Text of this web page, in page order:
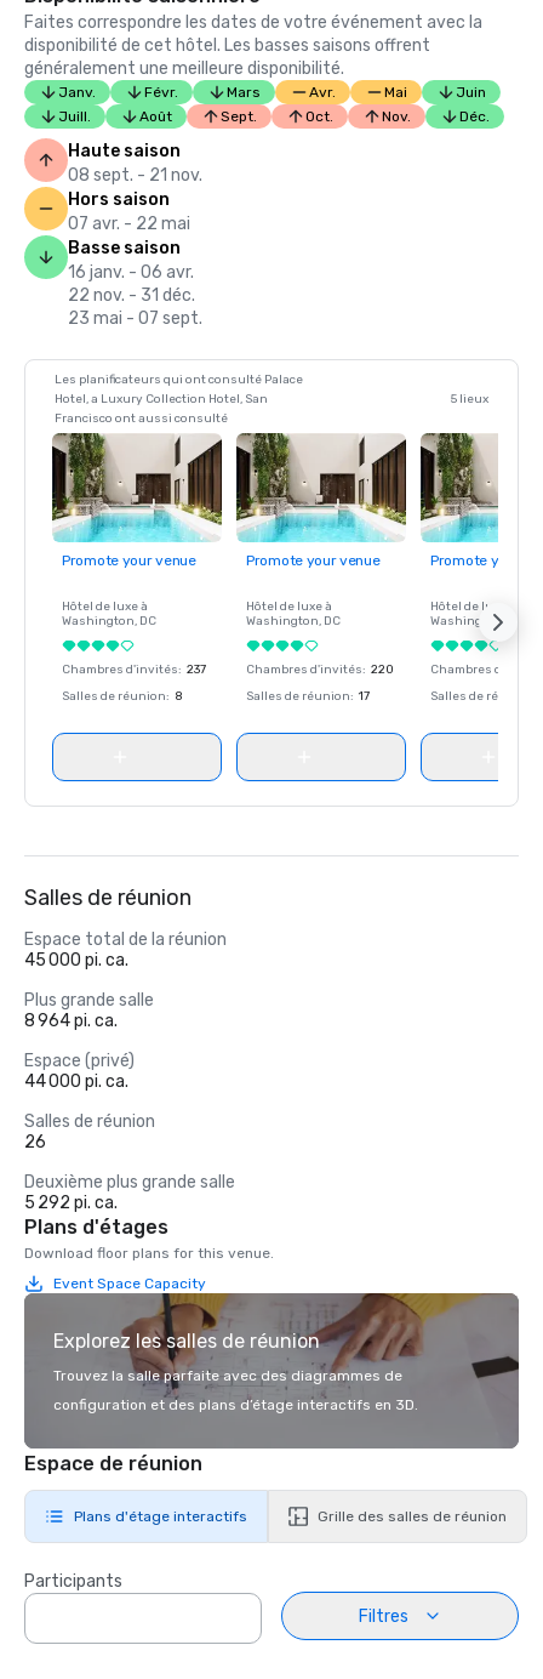
Faites correspondre les dates de votre événement avec la
disponibilité de cet hôtel. Les basses saisons offrent
généralement une meilleure disponibilité.
Janv. Févr. Mars Avr. Mai
Juin
Juill.
Août Sept. Oct. Nov. Déc.
Haute saison
08 sept. - 21 nov.
Hors saison
07 avr. - 22 mai
Basse saison
16 janv. - 06 avr.
22 nov. - 31 déc.
23 mai - 07 sept.
Les planificateurs qui ont consulté Palace
Hotel, a Luxury Collection Hotel, San
Francisco ont aussi consulté
5 lieux
Promote your venue
Hôtel de luxe à
Washington, DC
Chambres d'invités: 237
Salles de réunion: 8
Promote your venue
Hôtel de luxe à
Washington, DC
Chambres d'invités: 220
Salles de réunion: 17
Promote your
Hôtel de luxe à
Washington
Chambres
Salles de réunion
Salles de réunion
Espace total de la réunion
45 000 pi. ca.
Plus grande salle
8 964 pi. ca.
Espace (privé)
44 000 pi. ca.
Salles de réunion
26
Deuxième plus grande salle
5 292 pi. ca.
Plans d'étages
Download floor plans for this venue.
Event Space Capacity
Explorez les salles de réunion
Trouvez la salle parfaite avec des diagrammes de
configuration et des plans d’étage interactifs en 3D.
Espace de réunion
Plans d'étage interactifs Grille des salles de réunion
Participants
Filtres